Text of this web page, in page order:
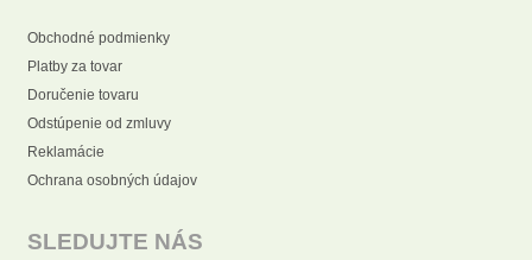
Obchodné podmienky
Platby za tovar
Doručenie tovaru
Odstúpenie od zmluvy
Reklamácie
Ochrana osobných údajov
SLEDUJTE NÁS